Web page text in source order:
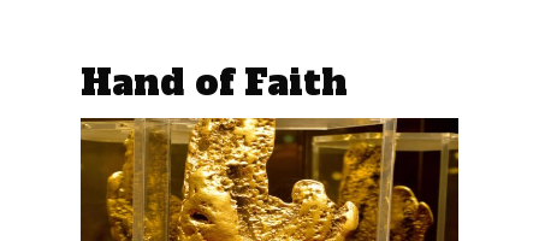
Hand of Faith